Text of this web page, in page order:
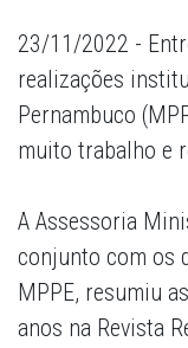
23/11/2022 -
realizações
Pernambuco
muito trabalho e
A Assessoria
conjunto com os
MPPE, resumiu
anos na Revista